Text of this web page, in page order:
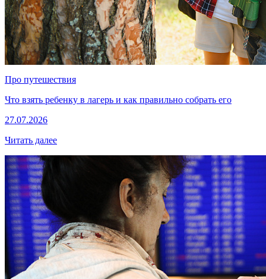
Про путешествия
Что взять ребенку в лагерь и как правильно собрать его
27.07.2026
Читать далее